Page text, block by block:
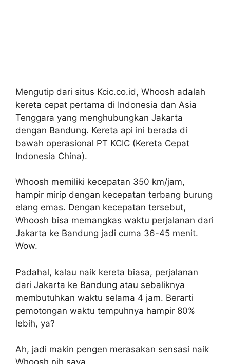
Mengutip dari situs Kcic.co.id, Whoosh adalah
kereta cepat pertama di Indonesia dan Asia
Tenggara yang menghubungkan Jakarta
dengan Bandung. Kereta api ini berada di
bawah operasional PT KCIC (Kereta Cepat
Indonesia China).
Whoosh memiliki kecepatan 350 km/jam,
hampir mirip dengan kecepatan terbang burung
elang emas. Dengan kecepatan tersebut,
Whoosh bisa memangkas waktu perjalanan dari
Jakarta ke Bandung jadi cuma 36-45 menit.
Wow.
Padahal, kalau naik kereta biasa, perjalanan
dari Jakarta ke Bandung atau sebaliknya
membutuhkan waktu selama 4 jam. Berarti
pemotongan waktu tempuhnya hampir 80%
lebih, ya?
Ah, jadi makin pengen merasakan sensasi naik